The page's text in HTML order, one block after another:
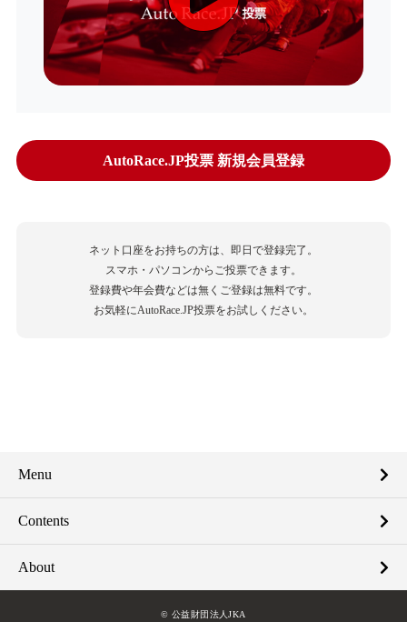
AutoRace.JP投票 新規会員登録
ネット口座をお持ちの方は、即日で登録完了。
スマホ・パソコンからご投票できます。
登録費や年会費などは無くご登録は無料です。
お気軽にAutoRace.JP投票をお試しください。
Menu
Contents
About
© 公益財団法人JKA